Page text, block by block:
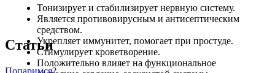
Тонизирует и стабилизирует нервную систему.
Является противовирусным и антисептическим
средством.
Укрепляет иммунитет, помогает при простуде.
Стимулирует кроветворение.
Положительно влияет на функциональное
Статьи
Попаримся?